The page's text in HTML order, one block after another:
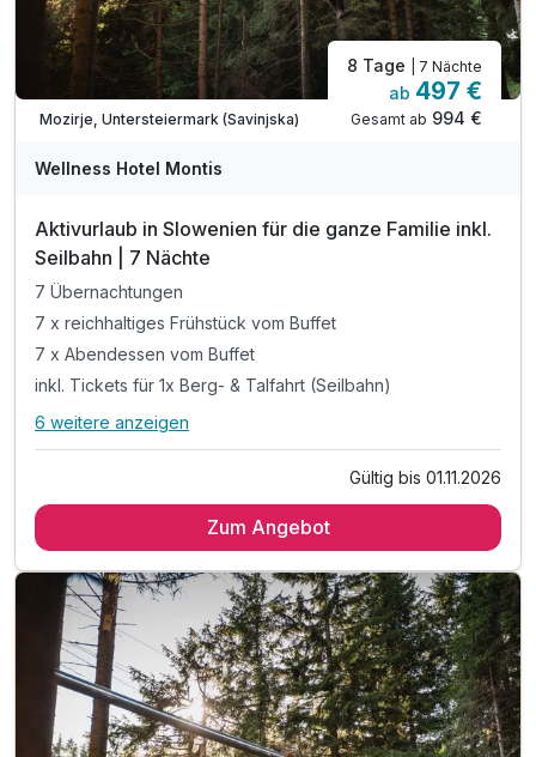
inkl. Nutzung Fitness-Studio
inkl. tägliches Animationsprogramm
inkl. gratis WLAN
Mozirje, Untersteiermark (Savinjska)
8 Tage | 7 Nächte
ab 497 €
Gesamt ab 994 €
Wellness Hotel Montis
Aktivurlaub in Slowenien für die ganze Familie inkl.
Seilbahn | 7 Nächte
7 Übernachtungen
7 x reichhaltiges Frühstück vom Buffet
7 x Abendessen vom Buffet
inkl. Tickets für 1x Berg- & Talfahrt (Seilbahn)
Alle Inklusivleistungen
7 x reichhaltiges Frühstück vom Buffet
inkl. Tickets für 1x Berg- & Talfahrt (Seilbahn)
inkl. 1 Kind gratis bis 14 Jahren (Superior Zimm.)
inkl. 1 Kind gratis bis 5 Jahren (im Elternbett)
inkl. Adventurepark oder Rollercoaster-Zipline
inkl. 1x Eintritt in Wellness- & Fitnessbereich
inkl. Parkplatz an der Talstation der Seilbahn
6 weitere anzeigen
Gültig bis 01.11.2026
Zum Angebot